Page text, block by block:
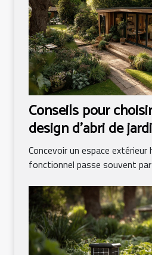
Conseils pour
design d'abri de
Concevoir un espace extérieur
fonctionnel passe souvent